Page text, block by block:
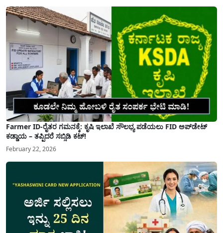
Farmer ID-ರೈತರ ಗಮನಕ್ಕೆ: ಕೃಷಿ ಇಲಾಖೆ ಸೌಲಭ್ಯ ಪಡೆಯಲು FID ಅಪ್‌ಡೇಟ್
ಕಡ್ಡಾಯ – ತಪ್ಪಿದರೆ ಸಬ್ಸಿಡಿ ಕಟ್!
February 22, 2026